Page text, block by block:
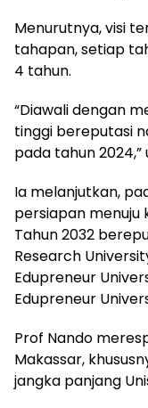
Menurutnya, visi
tahapan, setiap
4 tahun.
“Diawali dengan
tinggi bereputasi
pada tahun 2024,”
Ia melanjutkan,
persiapan menuju
Tahun 2032
Research
Edupreneur
Edupreneur
Prof Nando
Makassar,
jangka panjang